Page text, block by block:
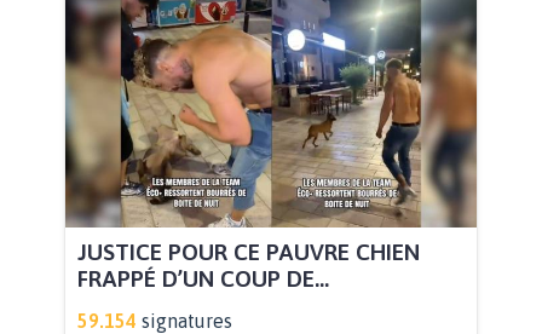
JUSTICE POUR CE PAUVRE CHIEN
FRAPPÉ D’UN COUP DE...
59.154 signatures